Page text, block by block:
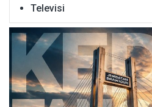
Televisi